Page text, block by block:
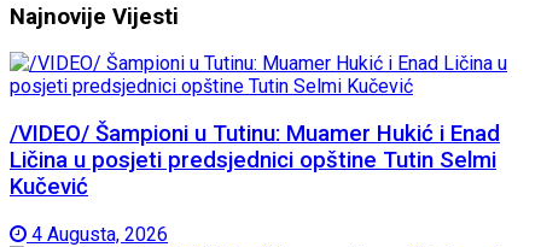
Najnovije Vijesti
/VIDEO/ Šampioni u Tutinu: Muamer Hukić i Enad
Ličina u posjeti predsjednici opštine Tutin Selmi
Kučević
4 Augusta, 2026